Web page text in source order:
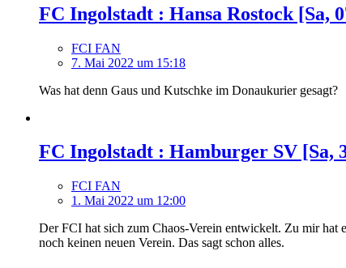
FC Ingolstadt : Hansa Rostock [Sa,
FCI FAN
7. Mai 2022 um 15:18
Was hat denn Gaus und Kutschke im Donaukurier gesagt?
FC Ingolstadt : Hamburger SV [Sa,
FCI FAN
1. Mai 2022 um 12:00
Der FCI hat sich zum Chaos-Verein entwickelt. Zu mir hat
noch keinen neuen Verein. Das sagt schon alles.